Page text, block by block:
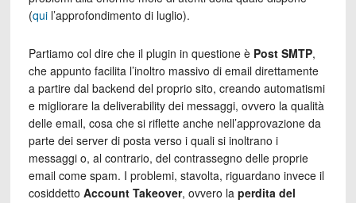
(quil’approfondimento di luglio).
Partiamo col dire che il plugin in questione è Post SMTP,
che appunto facilita l’inoltro massivo di email direttamente
a partire dal backend del proprio sito, creando automatismi
e migliorare la deliverability dei messaggi, ovvero la qualità
delle email, cosa che si riflette anche nell’approvazione da
parte dei server di posta verso i quali si inoltrano i
messaggi o, al contrario, del contrassegno delle proprie
email come spam. I problemi, stavolta, riguardano invece il
cosiddetto Account Takeover, ovvero la perdita del